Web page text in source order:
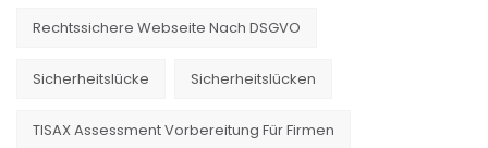
Rechtssichere Webseite Nach DSGVO
Sicherheitslücke Sicherheitslücken
TISAX Assessment Vorbereitung Für Firmen